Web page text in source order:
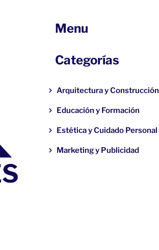
Menu
Categorías
Arquitectura y Construcción
Educación y Formación
Estética y Cuidado Personal
Marketing y Publicidad